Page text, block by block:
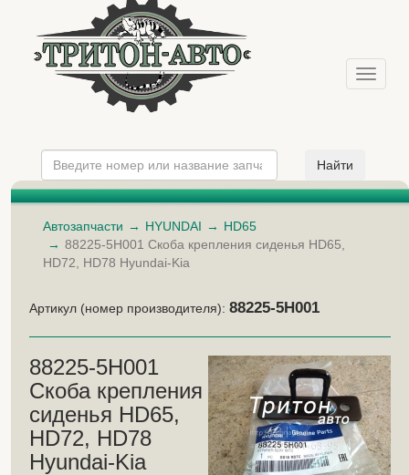
Меню
Автозапчасти HYUNDAI
HD65
88225-5H001 Скоба крепления сиденья HD65,
HD72, HD78 Hyundai-Kia
Артикул (номер производителя): 88225-5H001
88225-5H001
Скоба крепления
сиденья HD65,
HD72, HD78
Hyundai-Kia